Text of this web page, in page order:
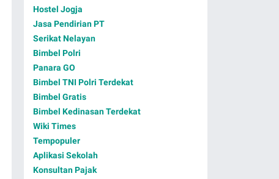
Hostel Jogja
Jasa Pendirian PT
Serikat Nelayan
Bimbel Polri
Panara GO
Bimbel TNI Polri Terdekat
Bimbel Gratis
Bimbel Kedinasan Terdekat
Wiki Times
Tempopuler
Aplikasi Sekolah
Konsultan Pajak